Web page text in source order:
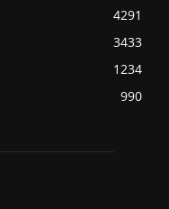
4291
3433
1234
990